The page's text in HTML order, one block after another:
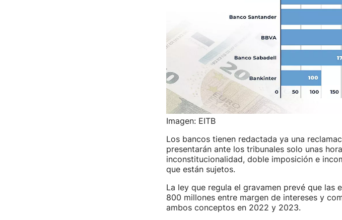
Imagen: EITB
Los bancos tienen redactada ya una
presentarán ante los tribunales solo unas
inconstitucionalidad, doble imposición e
que están sujetos.
La ley que regula el gravamen prevé que las
800 millones entre margen de intereses y
ambos conceptos en 2022 y 2023.